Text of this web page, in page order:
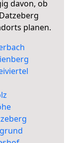
davon, ob
planen.